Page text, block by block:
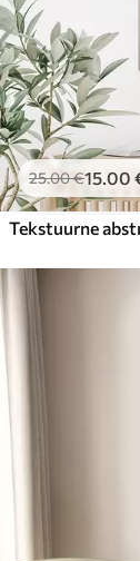
25.00€15.00
Tekstuurne